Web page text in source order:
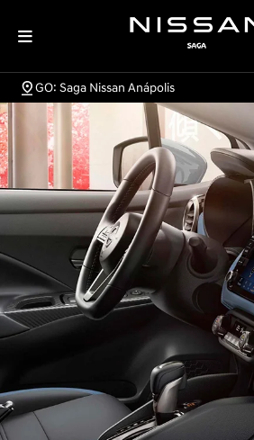
GO: Saga Nissan Anápolis